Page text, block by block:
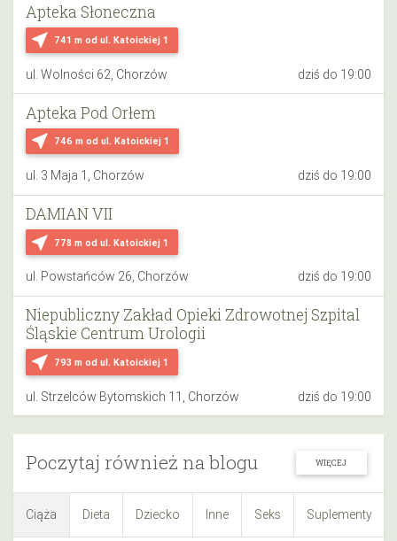
near_me 741 m od ul. Katoickiej 1
Apteka Słoneczna
ul. Wolności 62, Chorzów dziś do 19:00
near_me 746 m od ul. Katoickiej 1
Apteka Pod Orłem
ul. 3 Maja 1, Chorzów dziś do 19:00
near_me 778 m od ul. Katoickiej 1
DAMIAN VII
ul. Powstańców 26, Chorzów dziś do 19:00
near_me 793 m od ul. Katoickiej 1
Niepubliczny Zakład Opieki Zdrowotnej Szpital
Śląskie Centrum Urologii
ul. Strzelców Bytomskich 11, Chorzów dziś do 19:00
Poczytaj również na blogu WIĘCEJ
Ciąża Dieta Dziecko Inne Seks Suplementy